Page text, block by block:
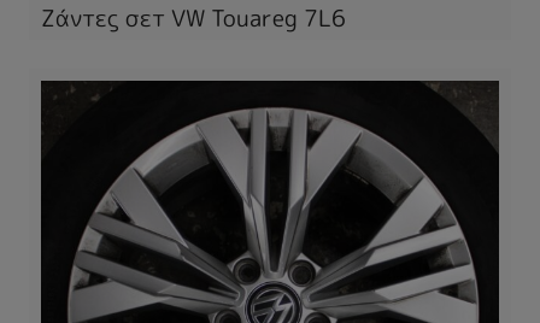
Ζάντες σετ VW Touareg 7L6